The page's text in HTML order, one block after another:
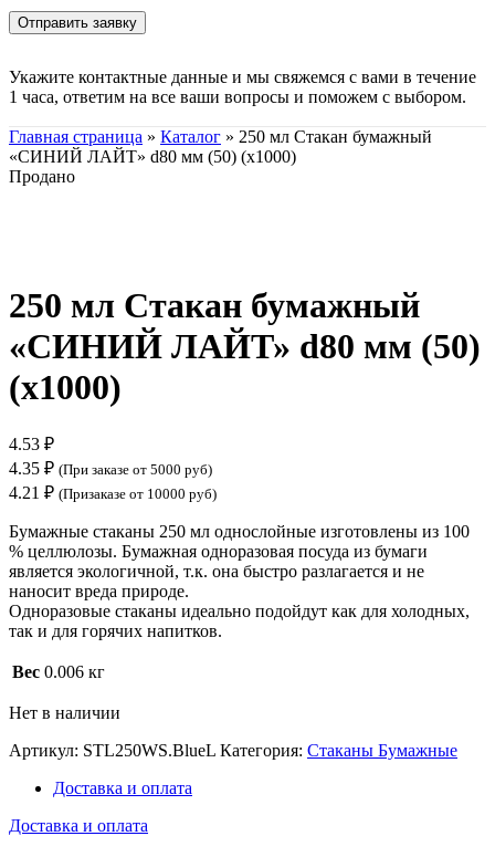
Укажите контактные данные и мы свяжемся с вами в течение
1 часа, ответим на все ваши вопросы и поможем с выбором.
Главная страница » Каталог » 250 мл Стакан бумажный
«СИНИЙ ЛАЙТ» d80 мм (50) (х1000)
Продано
250 мл Стакан бумажный
«СИНИЙ ЛАЙТ» d80 мм (50)
(х1000)
4.53 ₽
4.35 ₽ (При заказе от 5000 руб)
4.21 ₽ (Призаказе от 10000 руб)
Бумажные стаканы 250 мл однослойные изготовлены из 100
% целлюлозы. Бумажная одноразовая посуда из бумаги
является экологичной, т.к. она быстро разлагается и не
наносит вреда природе.
Одноразовые стаканы идеально подойдут как для холодных,
так и для горячих напитков.
Вес 0.006 кг
Нет в наличии
Артикул: STL250WS.BlueL Категория: Стаканы Бумажные
Доставка и оплата
Доставка и оплата